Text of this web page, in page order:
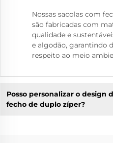
Nossas sacolas com
são fabricadas com
qualidade e
e algodão, garantindo
respeito ao meio
Posso personalizar o design
fecho de duplo zíper?